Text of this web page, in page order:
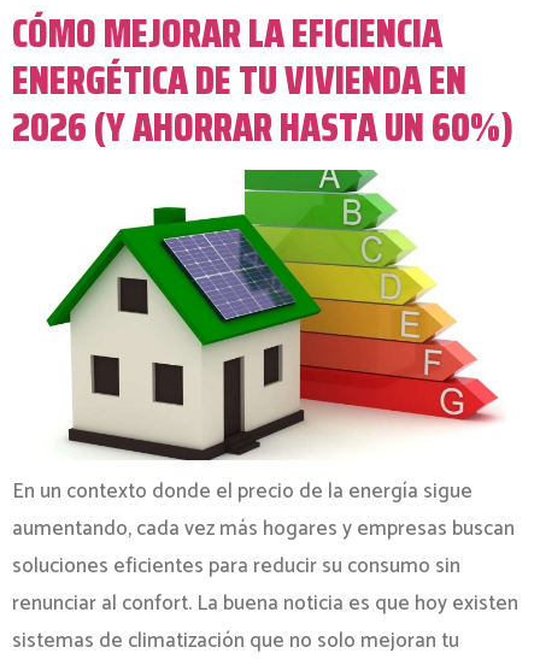
CÓMO MEJORAR LA EFICIENCIA
ENERGÉTICA DE TU VIVIENDA EN
2026 (Y AHORRAR HASTA UN 60%)
En un contexto donde el precio de la energía sigue
aumentando, cada vez más hogares y empresas buscan
soluciones eficientes para reducir su consumo sin
renunciar al confort. La buena noticia es que hoy existen
sistemas de climatización que no solo mejoran tu